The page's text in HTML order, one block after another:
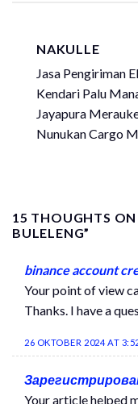
NAKULLE
Jasa Pengiriman
Kendari Palu
Jayapura
Nunukan Cargo
15 THOUGHTS ON
BULELENG”
binance account
Your point of view
Thanks. I have a
26 OKTOBER 2024 AT
Your article helped